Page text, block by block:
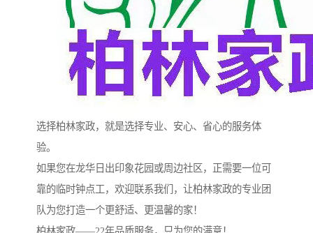
选择柏林家政，就是选择专业、安心、省心的服务体
验。
如果您在龙华日出印象花园或周边社区，正需要一位可
靠的临时钟点工，欢迎联系我们，让柏林家政的专业团
队为您打造一个更舒适、更温馨的家！